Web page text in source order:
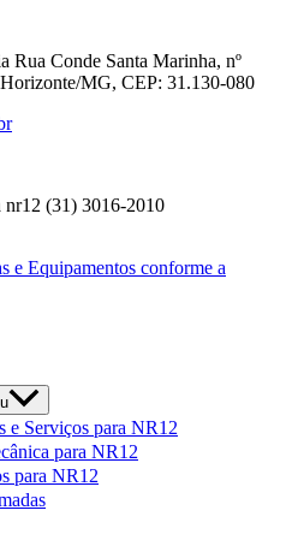
Rua Conde Santa Marinha, nº
MG, CEP: 31.130-080
(31) 3016-2010
e Equipamentos conforme a
e Serviços para NR12
para NR12
para NR12